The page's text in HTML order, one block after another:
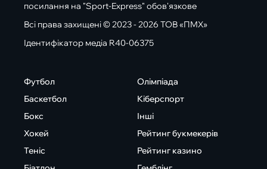
посилання на "Sport-Express" обов'язкове
Всі права захищені © 2023 - 2026 ТОВ «ПМХ»
Ідентифікатор медіа R40-06375
Футбол
Баскетбол
Бокс
Хокей
Теніс
Олімпіада
Кіберспорт
Інші
Рейтинг букмекерів
Рейтинг казино